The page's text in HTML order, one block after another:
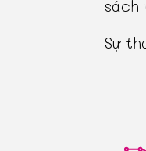
sách
Sự